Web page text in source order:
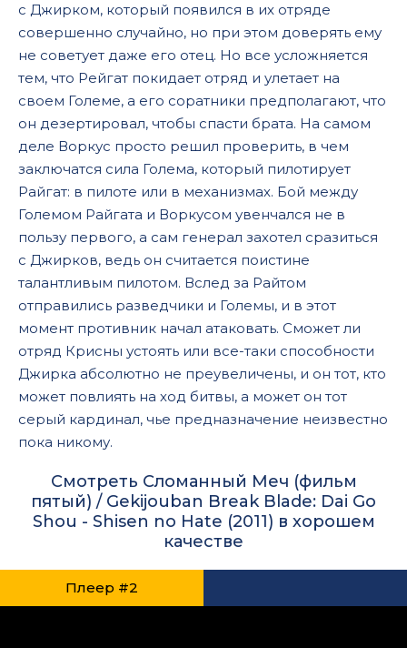
с Джирком, который появился в их отряде
совершенно случайно, но при этом доверять ему
не советует даже его отец. Но все усложняется
тем, что Рейгат покидает отряд и улетает на
своем Големе, а его соратники предполагают, что
он дезертировал, чтобы спасти брата. На самом
деле Воркус просто решил проверить, в чем
заключатся сила Голема, который пилотирует
Райгат: в пилоте или в механизмах. Бой между
Големом Райгата и Воркусом увенчался не в
пользу первого, а сам генерал захотел сразиться
с Джирков, ведь он считается поистине
талантливым пилотом. Вслед за Райтом
отправились разведчики и Големы, и в этот
момент противник начал атаковать. Сможет ли
отряд Крисны устоять или все-таки способности
Джирка абсолютно не преувеличены, и он тот, кто
может повлиять на ход битвы, а может он тот
серый кардинал, чье предназначение неизвестно
пока никому.
Смотреть Сломанный Меч (фильм
пятый) / Gekijouban Break Blade: Dai Go
Shou - Shisen no Hate (2011) в хорошем
качестве
Плеер #2